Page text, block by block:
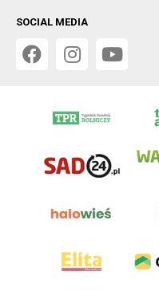
SOCIAL MEDIA